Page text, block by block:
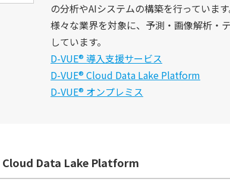
の分析やAIシステムの構築を行っています
様々な業界を対象に、予測・画像解析・
しています。
D-VUE® 導入支援サービス
D-VUE® Cloud Data Lake Platform
D-VUE® オンプレミス
Cloud Data Lake Platform